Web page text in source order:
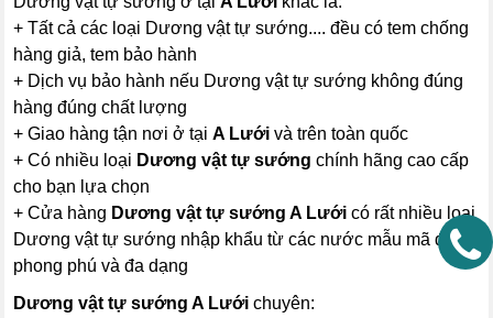
+ Tất cả các loại Dương vật tự sướng.... đều có tem chống
hàng giả, tem bảo hành
+ Dịch vụ bảo hành nếu Dương vật tự sướng không đúng
hàng đúng chất lượng
+ Giao hàng tận nơi ở tạiA Lưới và trên toàn quốc
+ Có nhiều loại Dương vật tự sướng chính hãng cao cấp
cho bạn lựa chọn
+ Cửa hàng Dương vật tự sướng A Lưới có rất nhiều loại
Dương vật tự sướng nhập khẩu từ các nước mẫu mã đẹp
phong phú và đa dạng
Dương vật tự sướng A Lướichuyên: